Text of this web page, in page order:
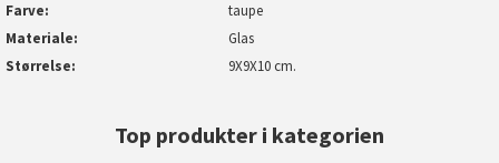
Farve
taupe
Materiale
Glas
Størrelse
9X9X10 cm.
Top produkter i kategorien